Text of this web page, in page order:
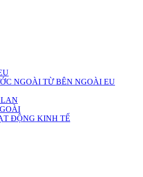
NGOÀI TỪ BÊN NGOÀI EU
ĐỘNG KINH TẾ